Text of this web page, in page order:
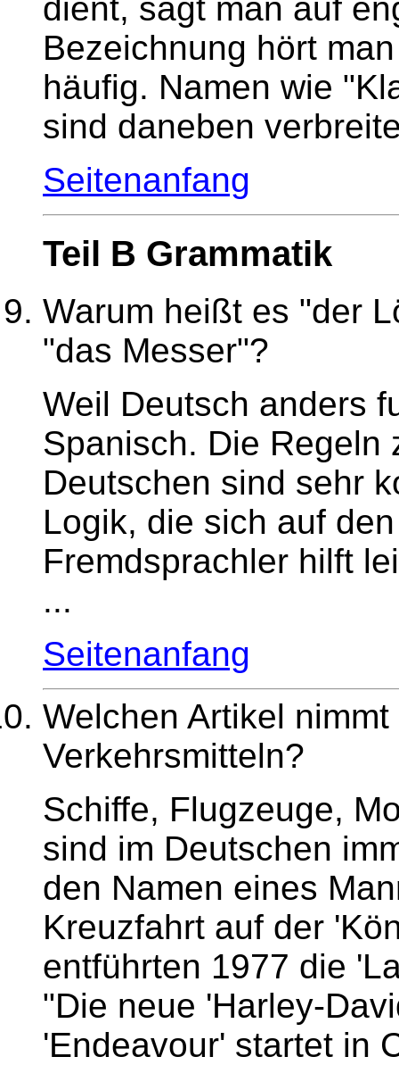
dient, sagt man auf
Bezeichnung hört
häufig. Namen wie
sind daneben
Seitenanfang
Teil B Grammatik
Warum heißt es "der
"das Messer"?
Weil Deutsch anders
Spanisch. Die Regeln
Deutschen sind sehr
Logik, die sich auf
Fremdsprachler hilft
...
Seitenanfang
Welchen Artikel
Verkehrsmitteln?
Schiffe, Flugzeuge,
sind im Deutschen
den Namen eines
Kreuzfahrt auf der
entführten 1977 die
"Die neue 'Harley-
'Endeavour' startet in